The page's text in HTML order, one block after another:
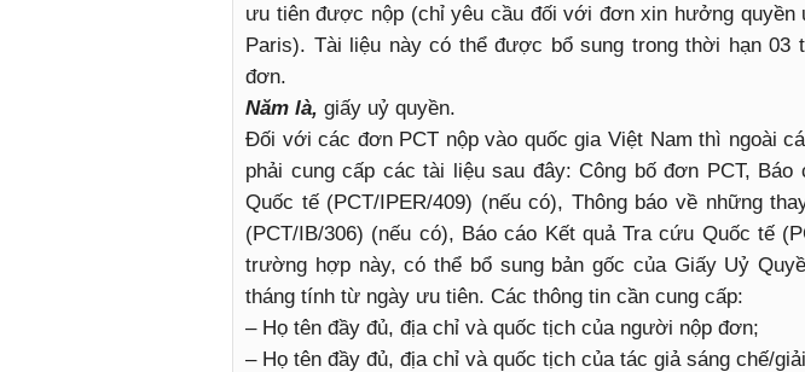
ưu tiên được nộp (chỉ yêu cầu đối với đơn xin hưởng quyền
Paris). Tài liệu này có thể được bổ sung trong thời hạn 03
đơn.
Năm là, giấy uỷ quyền.
Đối với các đơn PCT nộp vào quốc gia Việt Nam thì ngoài
phải cung cấp các tài liệu sau đây: Công bố đơn PCT, Báo
Quốc tế (PCT/IPER/409) (nếu có), Thông báo về những
(PCT/IB/306) (nếu có), Báo cáo Kết quả Tra cứu Quốc tế
trường hợp này, có thể bổ sung bản gốc của Giấy Uỷ
tháng tính từ ngày ưu tiên. Các thông tin cần cung cấp:
– Họ tên đầy đủ, địa chỉ và quốc tịch của người nộp đơn;
– Họ tên đầy đủ, địa chỉ và quốc tịch của tác giả sáng chế/